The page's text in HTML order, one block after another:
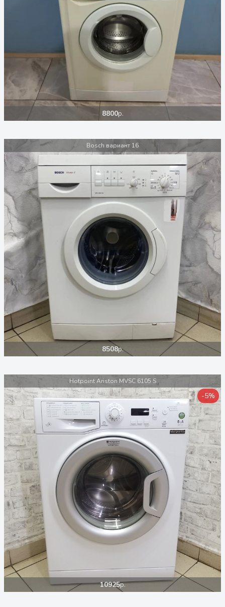
8800р.
Bosch вариант 16
8508р.
Hotpoint Ariston MVSC 6105 S
-5%
10925р.